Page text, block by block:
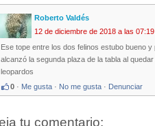
Roberto Valdés
12 de diciembre de 2018 a las
Ese tope entre los dos felinos estubo bueno
alcanzó la segunda plaza de la tabla al
leopardos
0 · Me gusta · No me gusta · Denunciar
tu comentario: